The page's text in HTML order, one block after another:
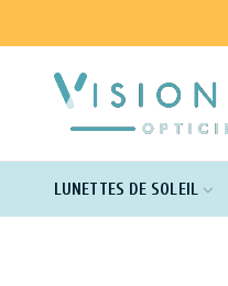
LUNETTES DE SOLEIL